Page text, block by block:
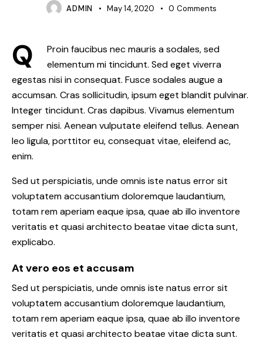
ADMIN May 14, 2020 0 Comments
Q
Proin faucibus nec mauris a sodales, sed
elementum mi tincidunt. Sed eget viverra
egestas nisi in consequat. Fusce sodales augue a
accumsan. Cras sollicitudin, ipsum eget blandit pulvinar.
Integer tincidunt. Cras dapibus. Vivamus elementum
semper nisi. Aenean vulputate eleifend tellus. Aenean
leo ligula, porttitor eu, consequat vitae, eleifend ac,
enim.
Sed ut perspiciatis, unde omnis iste natus error sit
voluptatem accusantium doloremque laudantium,
totam rem aperiam eaque ipsa, quae ab illo inventore
veritatis et quasi architecto beatae vitae dicta sunt,
explicabo.
At vero eos et accusam
Sed ut perspiciatis, unde omnis iste natus error sit
voluptatem accusantium doloremque laudantium,
totam rem aperiam eaque ipsa, quae ab illo inventore
veritatis et quasi architecto beatae vitae dicta sunt.